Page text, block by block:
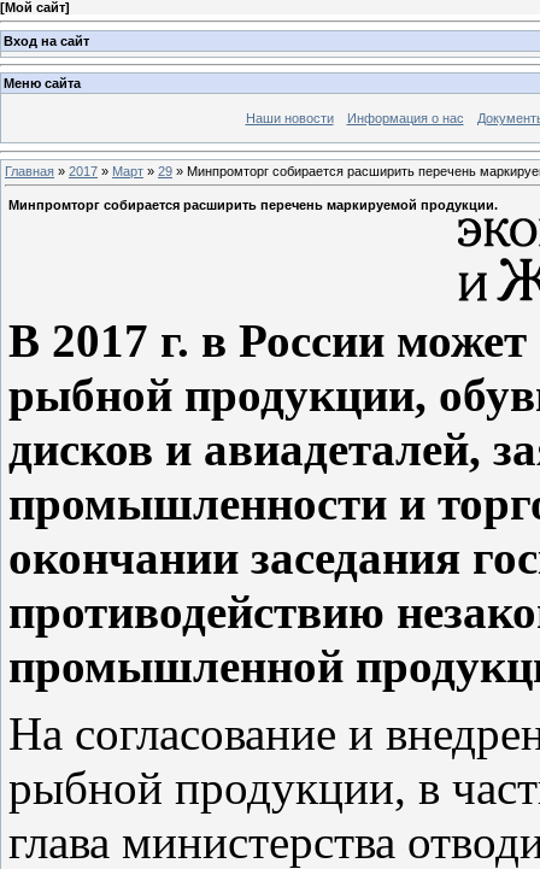
[Мой сайт]
Вход на сайт
Меню сайта
Наши новости Информация о нас
Главная » 2017 » Март » 29 » Минпромторг собирается расширить перечень
Минпромторг собирается расширить перечень маркируемой продукции.
В 2017 г. в России
рыбной продукции,
дисков и авиадеталей,
промышленности и
окончании заседания
противодействию
промышленной
На согласование и
рыбной продукции, в
глава министерства